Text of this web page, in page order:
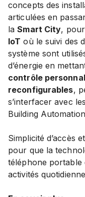
concepts des
articulées en
laSmart City,
IoT où le suivi des
système sont
d’énergie en
contrôle
reconfigurables,
s’interfacer avec
Building
Simplicité d’accès
pour que la
téléphone portable
activités